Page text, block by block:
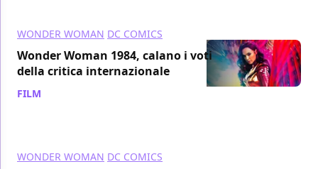
WONDER WOMAN DC COMICS
Wonder Woman 1984, calano i voti
della critica internazionale
FILM
WONDER WOMAN DC COMICS